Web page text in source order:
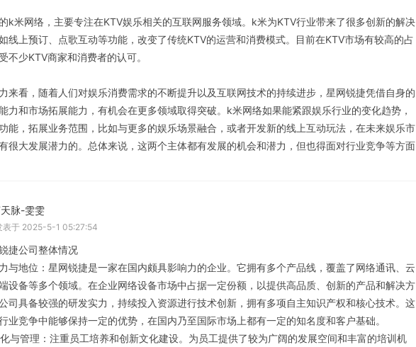
k米网络，主要专注在KTV娱乐相关的互联网服务领域。k米为KTV行业带来了很多创新的解决
线上预订、点歌互动等功能，改变了传统KTV的运营和消费模式。目前在KTV市场有较高的占
不少KTV商家和消费者的认可。
来看，随着人们对娱乐消费需求的不断提升以及互联网技术的持续进步，星网锐捷凭借自身的
力和市场拓展能力，有机会在更多领域取得突破。k米网络如果能紧跟娱乐行业的变化趋势，
能，拓展业务范围，比如与更多的娱乐场景融合，或者开发新的线上互动玩法，在未来娱乐市
很大发展潜力的。总体来说，这两个主体都有发展的机会和潜力，但也得面对行业竞争等方面
脉-雯雯
表于 2025-5-1 05:27:54
捷公司整体情况
与地位：星网锐捷是一家在国内颇具影响力的企业。它拥有多个产品线，覆盖了网络通讯、云
设备等多个领域。在企业网络设备市场中占据一定份额，以提供高品质、创新的产品和解决方
司具备较强的研发实力，持续投入资源进行技术创新，拥有多项自主知识产权和核心技术。这
业竞争中能够保持一定的优势，在国内乃至国际市场上都有一定的知名度和客户基础。
与管理：注重员工培养和创新文化建设。为员工提供了较为广阔的发展空间和丰富的培训机